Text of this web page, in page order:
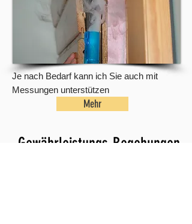
Je nach Bedarf kann ich Sie auch mit
Messungen unterstützen
Mehr
Gewährleistungs-Begehungen